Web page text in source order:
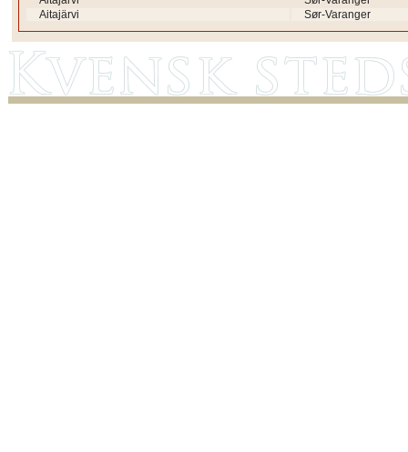
Aitajärvi
Sør-Varanger